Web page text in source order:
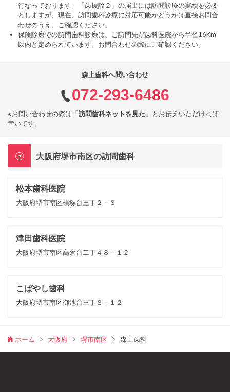
行なっております。「歯援診２」の届出には訪問診療の実績を必要
としますが、現在、訪問歯科診療に対応可能かどうかは直接お問合
わせのうえ、ご確認ください。
保険診療での訪問歯科診療は、ご訪問先が歯科医院から半径16Km
以内と定められています。お問合わせの際にご確認ください。
森上歯科へ問い合わせ
072-293-6486
※お問い合わせの際は「訪問歯科ネットを見た 」とお伝えいただければ
幸いです。
大阪府堺市南区の訪問歯科
松本歯科医院
大阪府堺市南区槇塚台三丁２－８
津田歯科医院
大阪府堺市南区高倉台二丁４８－１２
こばやし歯科
大阪府堺市南区御池台三丁８－１２
ホーム 大阪府 堺市南区 森上歯科